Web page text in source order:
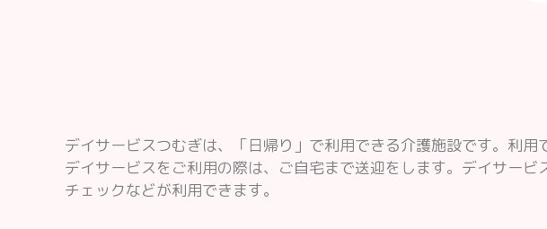
デイサービスつむぎは、「日帰り」で利用できる介護施設です。利
デイサービスをご利用の際は、ご自宅まで送迎をします。デイサー
チェックなどが利用できます。